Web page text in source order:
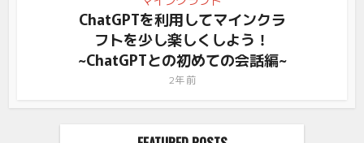
ChatGPTを利用してマインクラ
フトを少し楽しくしよう！
~ChatGPTとの初めての会話編~
2年 前